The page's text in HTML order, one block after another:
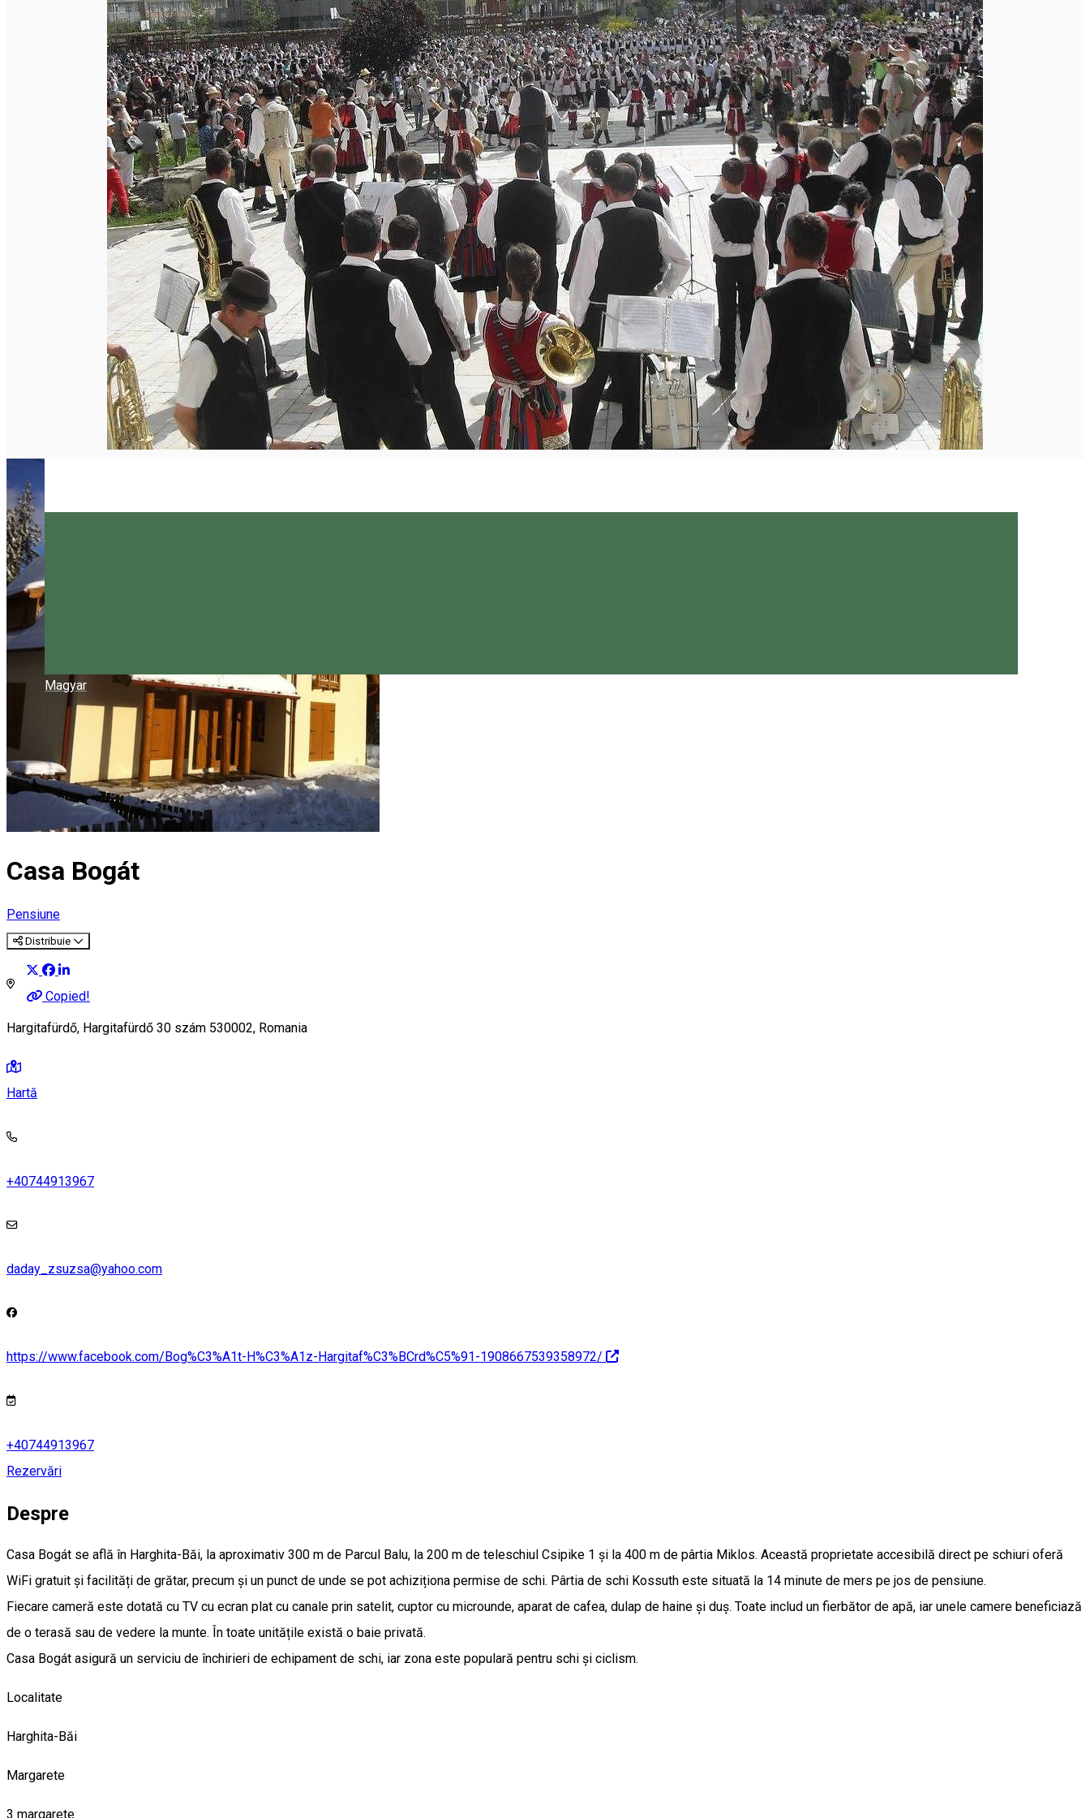
Magyar
Închirieri de biciclete
Casa Bogát
Pensiune
Distribuie
Copied!
Hargitafürdő, Hargitafürdő 30 szám 530002, Romania
Hartă
+40744913967
daday_zsuzsa@yahoo.com
https://www.facebook.com/Bog%C3%A1t-H%C3%A1z-Hargitaf%C3%BCrd%C5%91-1908667539358972/
+40744913967
Rezervări
Despre
Casa Bogát se află în Harghita-Băi, la aproximativ 300 m de Parcul Balu, la 200 m de teleschiul Csipike 1 și la 400 m de pârtia Miklos. Această proprietate accesibilă direct pe schiuri oferă
WiFi gratuit și facilități de grătar, precum și un punct de unde se pot achiziționa permise de schi. Pârtia de schi Kossuth este situată la 14 minute de mers pe jos de pensiune.
Fiecare cameră este dotată cu TV cu ecran plat cu canale prin satelit, cuptor cu microunde, aparat de cafea, dulap de haine și duș. Toate includ un fierbător de apă, iar unele camere beneficiază
de o terasă sau de vedere la munte. În toate unitățile există o baie privată.
Casa Bogát asigură un serviciu de închirieri de echipament de schi, iar zona este populară pentru schi și ciclism.
Localitate
Harghita-Băi
Margarete
3 margarete